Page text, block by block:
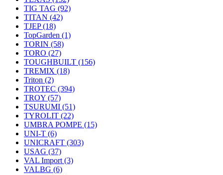
TIG TAG (92)
TITAN (42)
TJEP(18)
TopGarden (1)
TORIN (58)
TORO (27)
TOUGHBUILT (156)
TREMIX (18)
Triton (2)
TROTEC (394)
TROY (57)
TSURUMI (51)
TYROLIT (22)
UMBRA POMPE (15)
UNI-T (6)
UNICRAFT (303)
USAG (37)
VAL Import (3)
VALBG (6)